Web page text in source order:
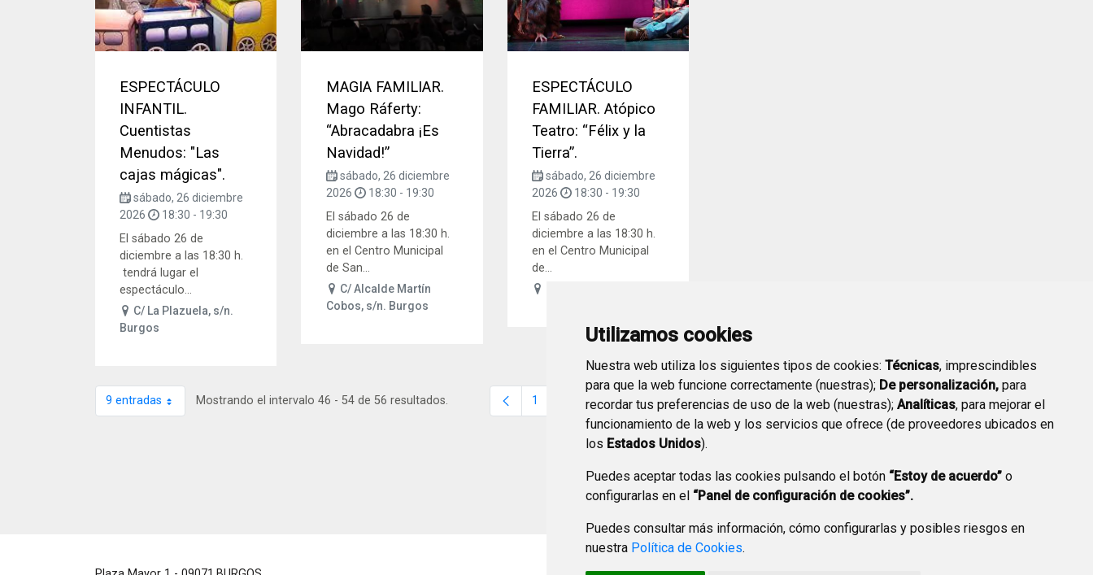
Utilizamos cookies
Nuestra web utiliza los siguientes tipos de cookies: Técnicas, imprescindibles
para que la web funcione correctamente (nuestras); De personalización, para
recordar tus preferencias de uso de la web (nuestras); Analíticas, para mejorar el
funcionamiento de la web y los servicios que ofrece (de proveedores ubicados en
los Estados Unidos).
Puedes aceptar todas las cookies pulsando el botón “Estoy de acuerdo” o
configurarlas en el “Panel de configuración de cookies”.
Puedes consultar más información, cómo configurarlas y posibles riesgos en
nuestra Política de Cookies.
ESPECTÁCULO
INFANTIL.
Cuentistas
Menudos: "Las
cajas mágicas".
sábado, 26 diciembre
2026
18:30 - 19:30
El sábado 26 de
diciembre a las 18:30 h.
tendrá lugar el
espectáculo...
C/ La Plazuela, s/n.
Burgos
MAGIA FAMILIAR.
Mago Ráferty:
“Abracadabra ¡Es
Navidad!”
sábado, 26 diciembre
2026
18:30 - 19:30
El sábado 26 de
diciembre a las 18:30 h.
en el Centro Municipal
de San...
C/ Alcalde Martín
Cobos, s/n. Burgos
ESPECTÁCULO
FAMILIAR. Atópico
Teatro: “Félix y la
Tierra”.
sábado, 26 diciembre
2026
18:30 - 19:30
El sábado 26 de
diciembre a las 18:30 h.
en el Centro Municipal
de...
9 entradasPor páginaMostrando el intervalo 46 - 54 de 56 resultados. Página
1 Páginas intermedias
Página
5 Página
6 Página
7